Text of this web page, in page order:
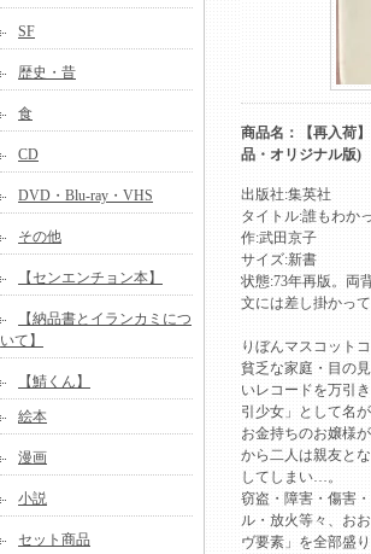
SF
歴史・昔
食
CD
DVD・Blu-ray・VHS
その他
【センエンチョン本】
【納品書とイランカミにつ
いて】
【鯖くん】
絵本
漫画
小説
セット商品
商品名：【再入荷
品・オリジナル版)
出版社:集英社
タイトル:誰もわか
作:武田京子
サイズ:新書
状態:73年再版。両
文には差し掛かっ
りぼんマスコット
貧乏な家庭・目の
いレコードを万引
引少女」として名
お金持ちのお嬢様
から二人は親友と
してしまい…。
窃盗・障害・傷害
ル・放火等々、お
ヴ要素」を全部盛